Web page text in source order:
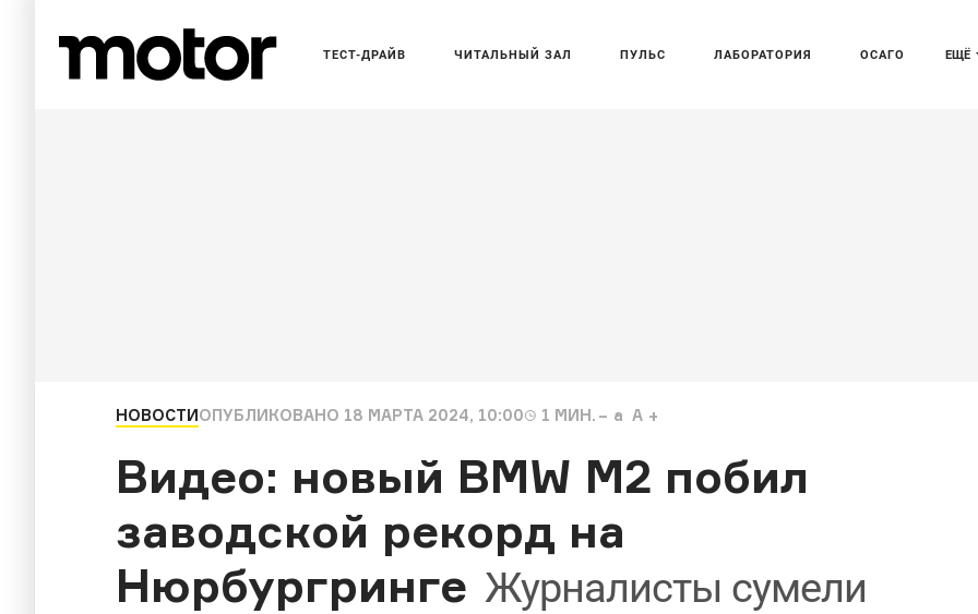
ЕЩЁ
ТЕСТ-ДРАЙВ ЧИТАЛЬНЫЙ ЗАЛ ПУЛЬС ЛАБОРАТОРИЯ ОСАГО
НОВОСТИОПУБЛИКОВАНО 18 МАРТА 2024, 10:00 1 МИН. a A
Видео: новый BMW M2 побил
заводской рекорд на
Нюрбургринге Журналисты сумели